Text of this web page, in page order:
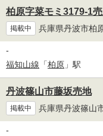
柏原字菜モミ3179-1
掲載中 兵庫県丹波市柏
-
福知山線 「柏原 」駅
丹波篠山市藤坂売地
掲載中 兵庫県丹波篠山
-